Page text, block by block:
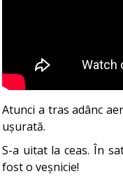
Atunci a tras adânc
ușurată.
S-a uitat la ceas. În
fost o veșnicie!